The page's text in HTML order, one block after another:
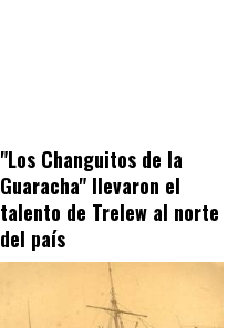
"Los Changuitos de la
Guaracha" llevaron el
talento de Trelew al norte
del país